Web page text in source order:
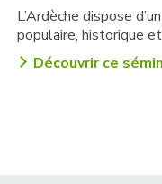
L’Ardèche dispose
populaire, historique
Découvrir ce